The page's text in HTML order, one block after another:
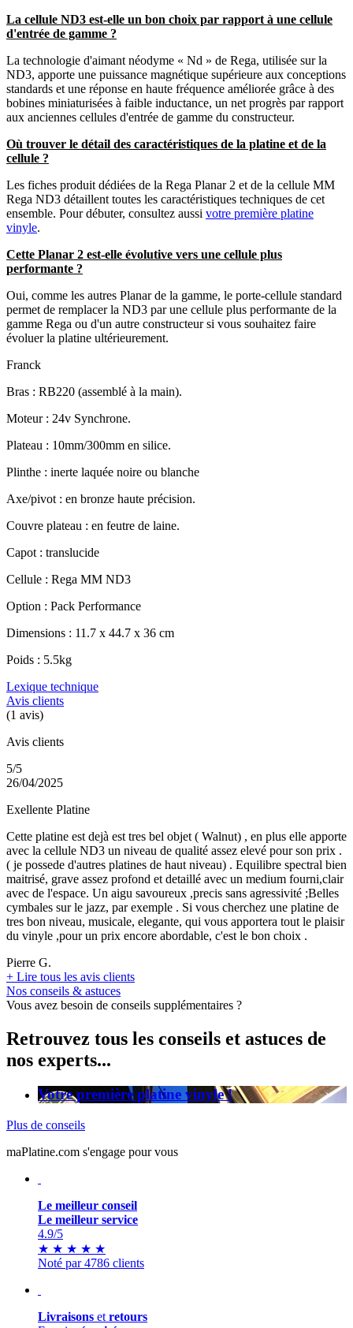
La cellule ND3 est-elle un bon choix par rapport à une cellule
d'entrée de gamme ?
La technologie d'aimant néodyme « Nd » de Rega, utilisée sur la
ND3, apporte une puissance magnétique supérieure aux conceptions
standards et une réponse en haute fréquence améliorée grâce à des
bobines miniaturisées à faible inductance, un net progrès par rapport
aux anciennes cellules d'entrée de gamme du constructeur.
Où trouver le détail des caractéristiques de la platine et de la
cellule ?
Les fiches produit dédiées de la Rega Planar 2 et de la cellule MM
Rega ND3 détaillent toutes les caractéristiques techniques de cet
ensemble. Pour débuter, consultez aussi votre première platine
vinyle.
Cette Planar 2 est-elle évolutive vers une cellule plus
performante ?
Oui, comme les autres Planar de la gamme, le porte-cellule standard
permet de remplacer la ND3 par une cellule plus performante de la
gamme Rega ou d'un autre constructeur si vous souhaitez faire
évoluer la platine ultérieurement.
Franck
Bras : RB220 (assemblé à la main).
Moteur : 24v Synchrone.
Plateau : 10mm/300mm en silice.
Plinthe : inerte laquée noire ou blanche
Axe/pivot : en bronze haute précision.
Couvre plateau : en feutre de laine.
Capot : translucide
Cellule : Rega MM ND3
Option : Pack Performance
Dimensions : 11.7 x 44.7 x 36 cm
Poids : 5.5kg
Lexique technique
Avis clients
(1 avis)
Avis clients
5/5
26/04/2025
Exellente Platine
Cette platine est dejà est tres bel objet ( Walnut) , en plus elle apporte
avec la cellule ND3 un niveau de qualité assez elevé pour son prix .
( je possede d'autres platines de haut niveau) . Equilibre spectral bien
maitrisé, grave assez profond et detaillé avec un medium fourni,clair
avec de l'espace. Un aigu savoureux ,precis sans agressivité ;Belles
cymbales sur le jazz, par exemple . Si vous cherchez une platine de
tres bon niveau, musicale, elegante, qui vous apportera tout le plaisir
du vinyle ,pour un prix encore abordable, c'est le bon choix .
Pierre G.
+ Lire tous les avis clients
Nos conseils & astuces
Vous avez besoin de conseils supplémentaires ?
Retrouvez tous les conseils et astuces de
nos experts...
Votre première platine vinyle !
Plus de conseils
maPlatine.com s'engage pour vous
Le meilleur conseil
Le meilleur service
4.9/5
★ ★ ★ ★ ★
Noté par 4786 clients
Livraisons et retours